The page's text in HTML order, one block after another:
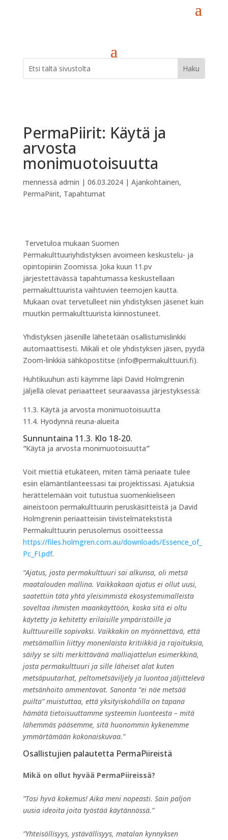
PermaPiirit: Käytä ja
arvosta
monimuotoisuutta
mennessä admin | 06.03.2024| Ajankohtainen,
PermaPiirit, Tapahtumat
Tervetuloa mukaan Suomen
Permakulttuuriyhdistyksen avoimeen keskustelu- ja
opintopiiriin Zoomissa. Joka kuun 11.pv
järjestettävässä tapahtumassa keskustellaan
permakulttuurista vaihtuvien teemojen kautta.
Mukaan ovat tervetulleet niin yhdistyksen jäsenet kuin
muutkin permakulttuurista kiinnostuneet.
Yhdistyksen jäsenille lähetetään osallistumislinkki
automaattisesti. Mikäli et ole yhdistyksen jäsen, pyydä
Zoom-linkkiä sähköpostitse (info@permakulttuuri.fi).
Huhtikuuhun asti käymme läpi David Holmgrenin
jäljellä olevat periaatteet seuraavassa järjestyksessä:
11.3. Käytä ja arvosta monimuotoisuutta
11.4. Hyödynnä reuna-alueita
Sunnuntaina 11.3. Klo 18-20.
“Käytä ja arvosta monimuotoisuutta”
Voit miettiä etukäteen, miten tämä periaate tulee
esiin elämäntilanteessasi tai projektissasi. Ajatuksia
herättelemään voit tutustua suomenkieliseen
aineistoon permakulttuurin peruskäsitteistä ja David
Holmgrenin periaatteisiin tiivistelmätekstistä
Permakulttuurin perusolemus osoitteessa
https://files.holmgren.com.au/downloads/Essence_of_
Pc_FI.pdf.
“Ajatus, josta permakulttuuri sai alkunsa, oli metsä
maatalouden mallina. Vaikkakaan ajatus ei ollut uusi,
saatettiin tätä yhtä yleisimmistä ekosystemimalleista
soveltaa ihmisten maankäyttöön, koska sitä ei oltu
käytetty ja kehitetty erilaisille ympäristöille ja
kulttuureille sopivaksi. Vaikkakin on myönnettävä, että
metsämalliin liittyy monenlaista kritiikkiä ja rajoituksia,
säilyy se silti merkittävänä malliajattelun esimerkkinä,
josta permakulttuuri ja sille läheiset alat kuten
metsäpuutarhat, peltometsäviljely ja luontoa jäljittelevä
metsänhoito ammentavat. Sanonta “ei näe metsää
puilta” muistuttaa, että yksityiskohdilla on tapana
hämätä tietoisuuttamme systeemin luonteesta – mitä
lähemmäs pääsemme, sitä huonommin kykenemme
ymmärtämään kokonaiskuvaa.”
Osallistujien palautetta PermaPiireistä
Mikä on ollut hyvää PermaPiireissä?
”Tosi hyvä kokemus! Aika meni nopeasti. Sain paljon
uusia ideoita joita työstää käytännössä.”
”Yhteisöllisyys, ystävällisyys, matalan kynnyksen